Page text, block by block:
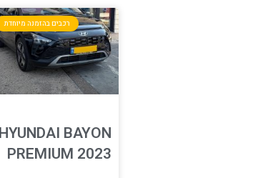
רכבים בהזמנה מיוחדת
HYUNDAI BAYON
PREMIUM 2023